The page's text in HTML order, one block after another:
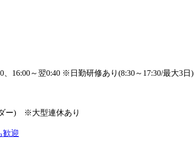
、16:00～翌0:40 ※日勤研修あり(8:30～17:30/最大3日)
ー) ※大型連休あり
歓迎